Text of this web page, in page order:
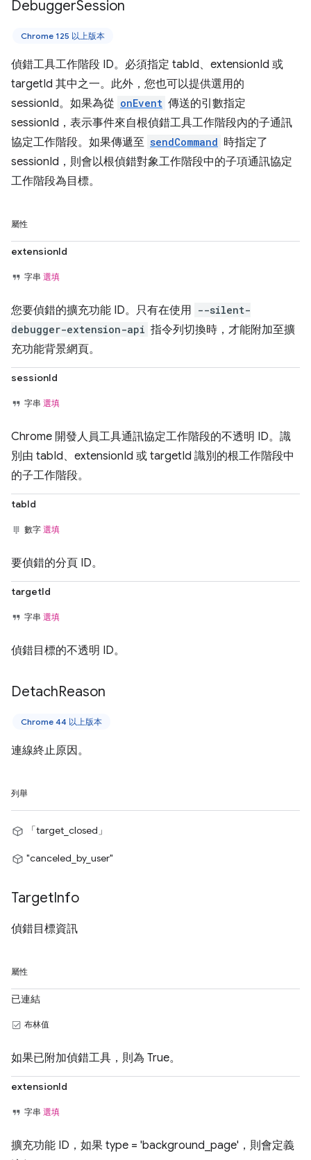
DebuggerSession
Chrome 125 以上版本
偵錯工具工作階段 ID。必須指定 tabId、extensionId 或
targetId 其中之一。此外，您也可以提供選用的
sessionId。如果為從 onEvent 傳送的引數指定
sessionId，表示事件來自根偵錯工具工作階段內的子通訊
協定工作階段。如果傳遞至 sendCommand 時指定了
sessionId，則會以根偵錯對象工作階段中的子項通訊協定
工作階段為目標。
屬性
extensionId
字串 選填
您要偵錯的擴充功能 ID。只有在使用 --silent-
debugger-extension-api 指令列切換時，才能附加至擴
充功能背景網頁。
sessionId
字串 選填
Chrome 開發人員工具通訊協定工作階段的不透明 ID。識
別由 tabId、extensionId 或 targetId 識別的根工作階段中
的子工作階段。
tabId
數字 選填
要偵錯的分頁 ID。
targetId
字串 選填
偵錯目標的不透明 ID。
DetachReason
Chrome 44 以上版本
連線終止原因。
列舉
「target_closed」
"canceled_by_user"
TargetInfo
偵錯目標資訊
屬性
已連結
布林值
如果已附加偵錯工具，則為 True。
extensionId
字串 選填
擴充功能 ID，如果 type = 'background_page'，則會定義